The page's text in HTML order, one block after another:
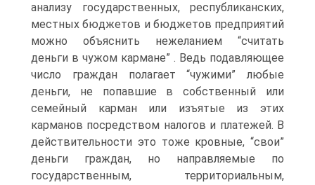
анализу государственных, республиканских,
местных бюджетов и бюджетов предприятий
можно объяснить нежеланием “считать
деньги в чужом кармане” . Ведь подавляющее
число граждан полагает “чужими” любые
деньги, не попавшие в собственный или
семейный карман или изъятые из этих
карманов посредством налогов и платежей. В
действительности это тоже кровные, “свои”
деньги граждан, но направляемые по
государственным, территориальным,